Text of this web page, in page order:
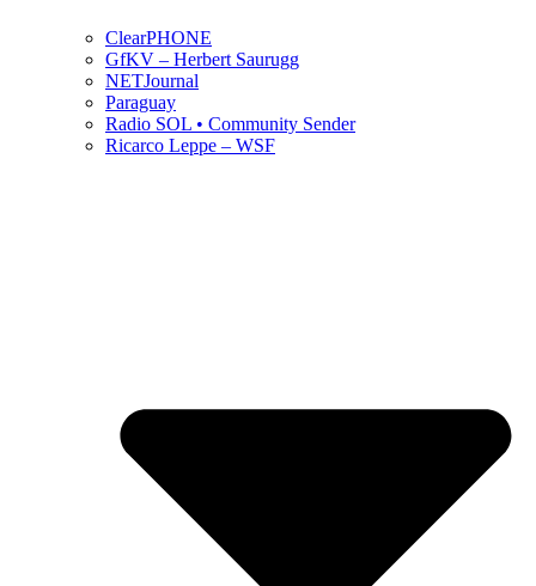
ClearPHONE
GfKV – Herbert Saurugg
NETJournal
Paraguay
Radio SOL • Community Sender
Ricarco Leppe – WSF